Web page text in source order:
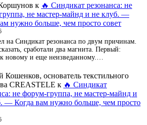
к 🔥 Синдикат резонанса: не
не мастер-майнд и не клуб. —
нужно больше, чем просто совет
на Синдикат резонанса по двум причинам.
сработали два магнита. Первый:
новому и еще неизведанному.…
Кошенков, основатель текстильного
CREASTELE к 🔥 Синдикат
не форум-группа, не мастер-майнд и
— Когда вам нужно больше, чем просто